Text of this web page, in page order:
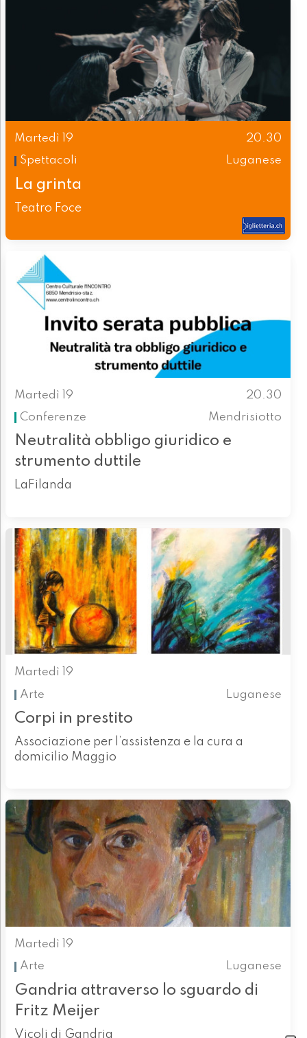
Martedì 19
20.30
Spettacoli
Luganese
La grinta
Teatro Foce
Martedì 19
20.30
Conferenze
Mendrisiotto
Neutralità obbligo giuridico e
strumento duttile
LaFilanda
Martedì 19
Arte
Luganese
Corpi in prestito
Associazione per l’assistenza e la cura a
domicilio Maggio
Martedì 19
Arte
Luganese
Gandria attraverso lo sguardo di
Fritz Meijer
Vicoli di Gandria